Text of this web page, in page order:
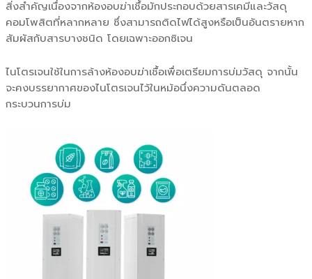
สิ่งสำคัญเนื่องจากห้องอบฆ่าเชื้อมักประกอบด้วยสารเคมีและวัสดุ
คอมโพสิตที่หลากหลาย ซึ่งสามารถติดไฟได้สูงหรือเป็นอันตรายหาก
สัมผัสกับสารบางชนิด โดยเฉพาะออกซิเจน
ไนโตรเจนใช้ในการล้างห้องอบฆ่าเชื้อเพื่อเตรียมการบ่มวัสดุ จากนั้น
จะคงบรรยากาศของไนโตรเจนไว้ในหม้อนึ่งความดันตลอด
กระบวนการบ่ม